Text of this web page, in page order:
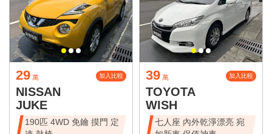
29 萬 加入比較
NISSAN
JUKE
190匹 4WD 免鑰 摸門 定
39 萬 加入比較
TOYOTA
WISH
七人座 內外乾淨漂亮 宛